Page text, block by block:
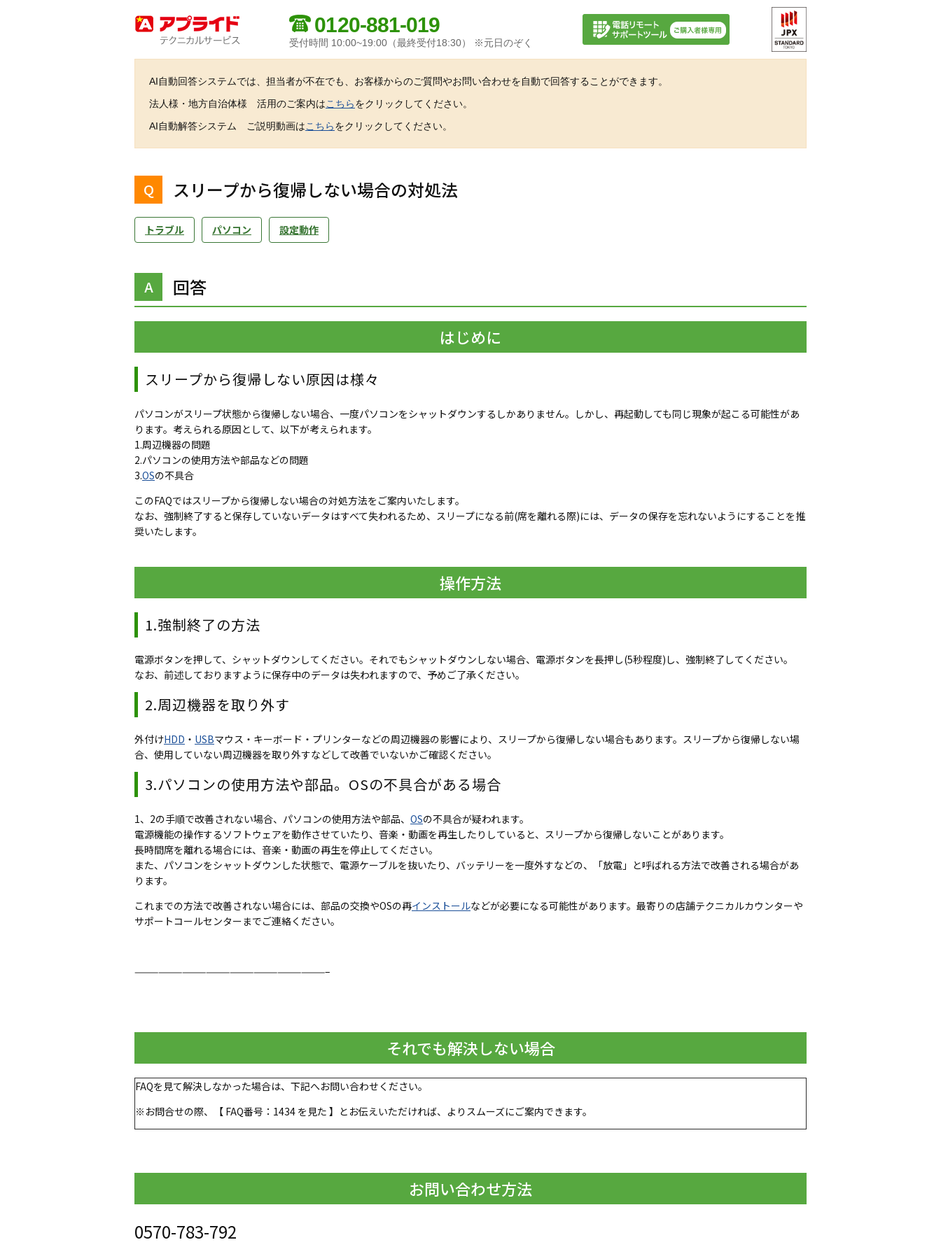
0120-881-019
受付時間 10:00~19:00（最終受付18:30） ※元日のぞく
AI自動回答システムでは、担当者が不在でも、お客様からのご質問やお問い合わせを自動で回答することができます。
法人様・地方自治体様 活用のご案内はこちらをクリックしてください。
AI自動解答システム ご説明動画はこちらをクリックしてください。
スリープから復帰しない場合の対処法
トラブル パソコン 設定動作
回答
はじめに
スリープから復帰しない原因は様々
パソコンがスリープ状態から復帰しない場合、一度パソコンをシャットダウンするしかありません。しかし、再起動しても同じ現象が起こる可能性があ
ります。考えられる原因として、以下が考えられます。
1.周辺機器の問題
2.パソコンの使用方法や部品などの問題
3.OSの不具合
このFAQではスリープから復帰しない場合の対処方法をご案内いたします。
なお、強制終了すると保存していないデータはすべて失われるため、スリープになる前(席を離れる際)には、データの保存を忘れないようにすることを推
奨いたします。
操作方法
1.強制終了の方法
電源ボタンを押して、シャットダウンしてください。それでもシャットダウンしない場合、電源ボタンを長押し(5秒程度)し、強制終了してください。
なお、前述しておりますように保存中のデータは失われますので、予めご了承ください。
2.周辺機器を取り外す
外付けHDD ・ USBマウス・キーボード・プリンターなどの周辺機器の影響により、スリープから復帰しない場合もあります。スリープから復帰しない場
合、使用していない周辺機器を取り外すなどして改善でいないかご確認ください。
3.パソコンの使用方法や部品。OSの不具合がある場合
1、2の手順で改善されない場合、パソコンの使用方法や部品、 OSの不具合が疑われます。
電源機能の操作するソフトウェアを動作させていたり、音楽・動画を再生したりしていると、スリープから復帰しないことがあります。
長時間席を離れる場合には、音楽・動画の再生を停止してください。
また、パソコンをシャットダウンした状態で、電源ケーブルを抜いたり、バッテリーを一度外すなどの、「放電」と呼ばれる方法で改善される場合があ
ります。
これまでの方法で改善されない場合には、部品の交換やOSの再インストールなどが必要になる可能性があります。最寄りの店舗テクニカルカウンターや
サポートコールセンターまでご連絡ください。
————————————————————————–
それでも解決しない場合
FAQを見て解決しなかった場合は、下記へお問い合わせください。
※お問合せの際、【 FAQ番号：1434 を見た 】とお伝えいただければ、よりスムーズにご案内できます。
お問い合わせ方法
0570-783-792